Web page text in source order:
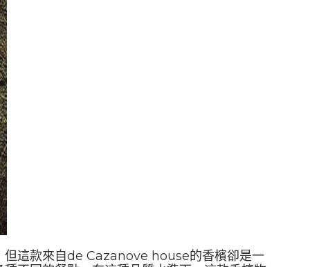
但這款來自de Cazanove house的香檳卻是一